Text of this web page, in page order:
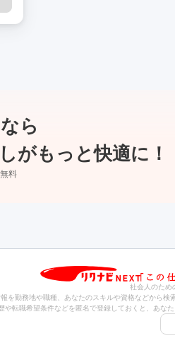
ら
がもっと快適に！
無料
社会人のため
を勤務地や職種、あなたのスキルや資格などから検
や転職希望条件などを匿名で登録しておくと、あな